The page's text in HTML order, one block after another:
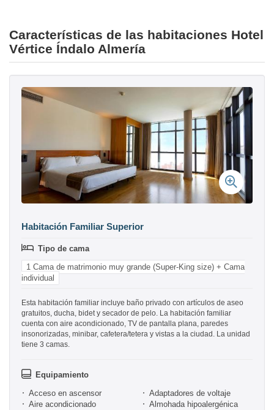
Características de las habitaciones Hotel
Vértice Índalo Almería
Habitación Familiar Superior
Tipo de cama
1 Cama de matrimonio muy grande (Super-King size) + Cama
individual
Esta habitación familiar incluye baño privado con artículos de aseo
gratuitos, ducha, bidet y secador de pelo. La habitación familiar
cuenta con aire acondicionado, TV de pantalla plana, paredes
insonorizadas, minibar, cafetera/tetera y vistas a la ciudad. La unidad
tiene 3 camas.
Equipamiento
Acceso en ascensor
Adaptadores de voltaje
Aire acondicionado
Almohada hipoalergénica